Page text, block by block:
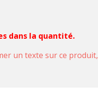
dans la quantité.
un texte sur ce produit,